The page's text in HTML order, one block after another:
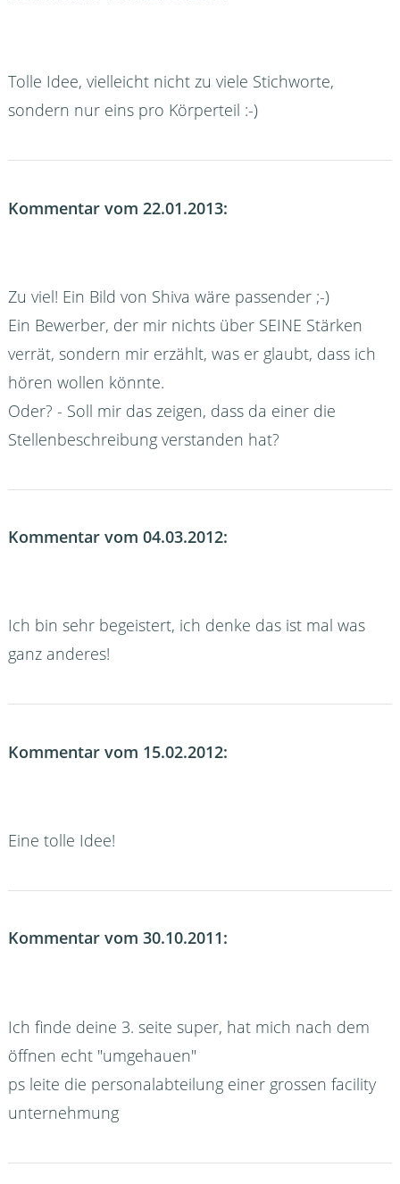
Tolle Idee, vielleicht nicht zu viele Stichworte,
sondern nur eins pro Körperteil :-)
Kommentar vom 22.01.2013:
Zu viel! Ein Bild von Shiva wäre passender ;-)
Ein Bewerber, der mir nichts über SEINE Stärken
verrät, sondern mir erzählt, was er glaubt, dass ich
hören wollen könnte.
Oder? - Soll mir das zeigen, dass da einer die
Stellenbeschreibung verstanden hat?
Kommentar vom 04.03.2012:
Ich bin sehr begeistert, ich denke das ist mal was
ganz anderes!
Kommentar vom 15.02.2012:
Eine tolle Idee!
Kommentar vom 30.10.2011:
Ich finde deine 3. seite super, hat mich nach dem
öffnen echt "umgehauen"
ps leite die personalabteilung einer grossen facility
unternehmung